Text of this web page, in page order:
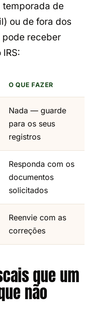
de
ou de fora dos
pode receber
O QUE FAZER
Nada — guarde
para os seus
registros
Responda com os
documentos
solicitados
Reenvie com as
correções
que um
não